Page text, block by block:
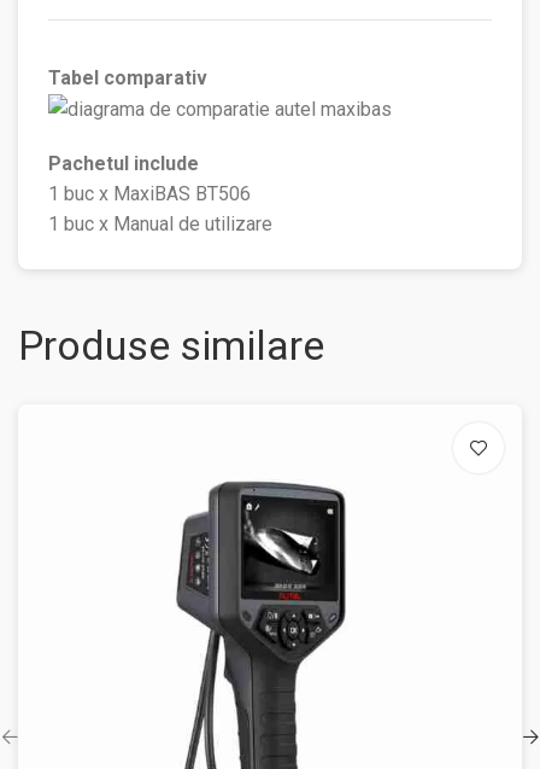
Tabel comparativ
Pachetul include
1 buc x MaxiBAS BT506
1 buc x Manual de utilizare
Produse similare